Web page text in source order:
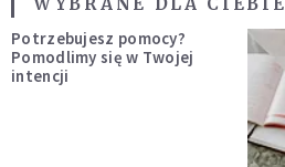
Potrzebujesz pomocy?
Pomodlimy się w Twojej
intencji